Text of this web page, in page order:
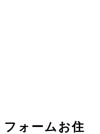
フォームお住